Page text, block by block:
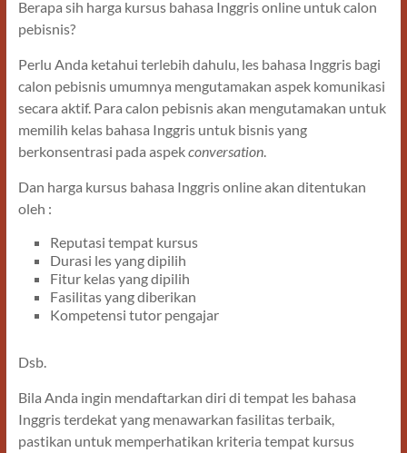
Berapa sih harga kursus bahasa Inggris online untuk calon
pebisnis?
Perlu Anda ketahui terlebih dahulu, les bahasa Inggris bagi
calon pebisnis umumnya mengutamakan aspek komunikasi
secara aktif. Para calon pebisnis akan mengutamakan untuk
memilih kelas bahasa Inggris untuk bisnis yang
berkonsentrasi pada aspekconversation.
Dan harga kursus bahasa Inggris online akan ditentukan
oleh :
Reputasi tempat kursus
Durasi les yang dipilih
Fitur kelas yang dipilih
Fasilitas yang diberikan
Kompetensi tutor pengajar
Dsb.
Bila Anda ingin mendaftarkan diri di tempat les bahasa
Inggris terdekat yang menawarkan fasilitas terbaik,
pastikan untuk memperhatikan kriteria tempat kursus